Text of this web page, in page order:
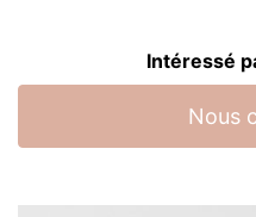
Intéressé
Nous